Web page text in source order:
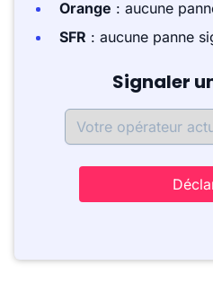
Orange : aucune
SFR : aucune panne
Signaler